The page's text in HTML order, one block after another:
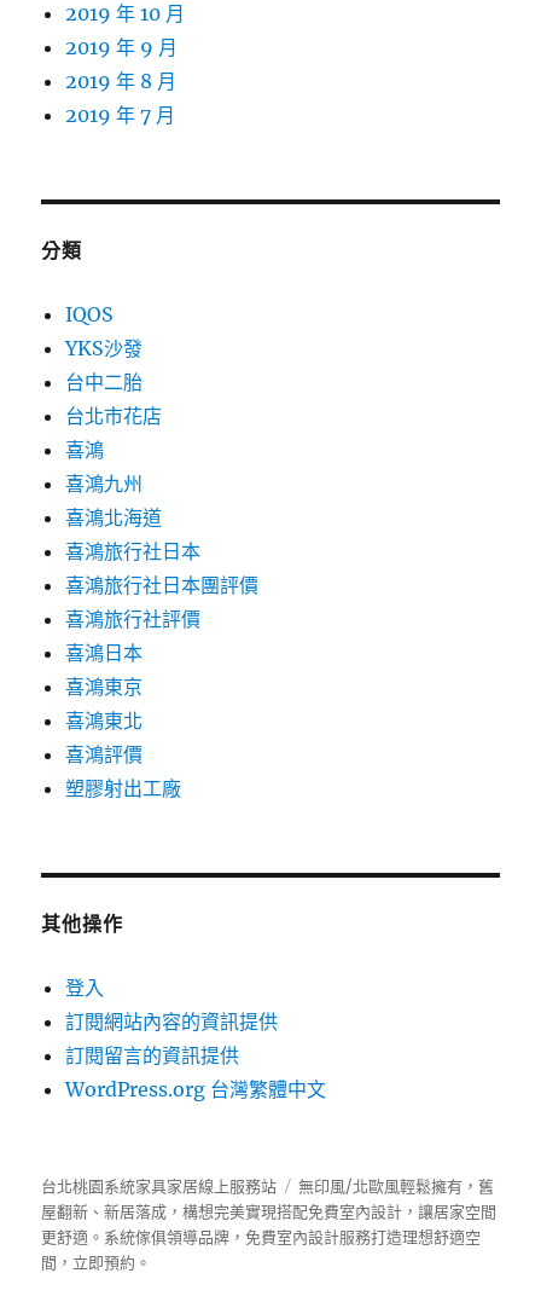
2019 年 10 月
2019 年 9 月
2019 年 8 月
2019 年 7 月
分類
IQOS
YKS沙發
台中二胎
台北市花店
喜鴻
喜鴻九州
喜鴻北海道
喜鴻旅行社日本
喜鴻旅行社日本團評價
喜鴻旅行社評價
喜鴻日本
喜鴻東京
喜鴻東北
喜鴻評價
塑膠射出工廠
其他操作
登入
訂閱網站內容的資訊提供
訂閱留言的資訊提供
WordPress.org 台灣繁體中文
台北桃園系統家具家居線上服務站
無印風/北歐風輕鬆擁有，舊
屋翻新、新居落成，構想完美實現搭配免費室內設計，讓居家空間
更舒適。 系統傢俱領導品牌，免費室內設計服務打造理想舒適空
間，立即預約。